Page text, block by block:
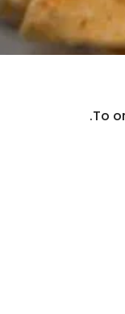
To